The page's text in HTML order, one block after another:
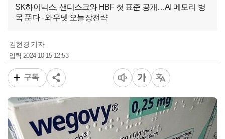
SK하이닉스, 샌디스크와 HBF 첫 표준 공개…AI 메모리 병
목 푼다 - 와우넷 오늘장전략
김현경 기자
입력 2024-10-15 12:53
구독